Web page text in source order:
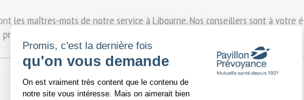
Promis, c'est la dernière fois
qu'on vous demande
Plateforme de Gestion du
On est vraiment très content que le contenu de
notre site vous intéresse. Mais on aimerait bien
les maîtres-mots de notre service à Libourne. Nos conseillers sont à votre
possible.